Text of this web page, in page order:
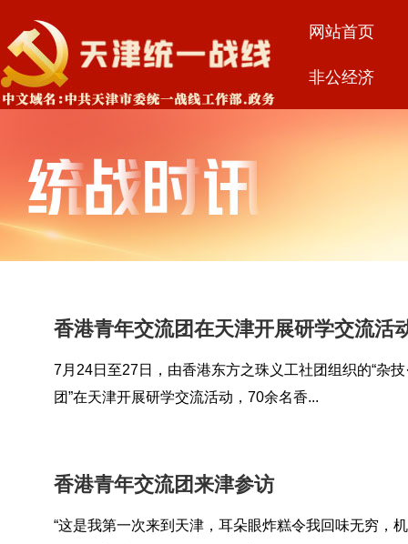
网站首页
非公经济
香港青年交流团在天津开展研学交流活
7月24日至27日，由香港东方之珠义工社团组织的“杂
团”在天津开展研学交流活动，70余名香...
香港青年交流团来津参访
“这是我第一次来到天津，耳朵眼炸糕令我回味无穷，